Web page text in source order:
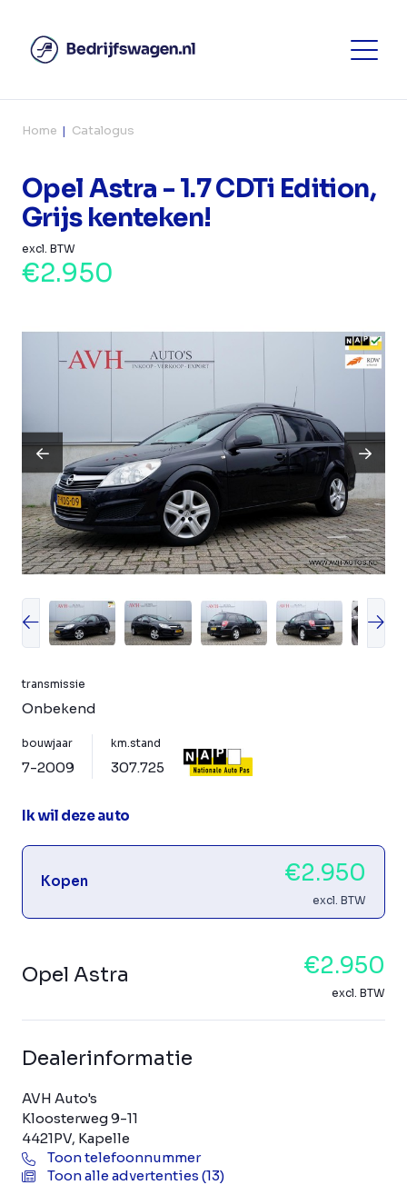
Home Catalogus
Opel Astra - 1.7 CDTi Edition,
Grijs kenteken!
excl. BTW
€2.950
transmissie
Onbekend
bouwjaar
7-2009
km.stand
307.725
Ik wil deze auto
Kopen €2.950
excl. BTW
Opel Astra €2.950
excl. BTW
Dealerinformatie
AVH Auto's
Kloosterweg 9-11
4421PV, Kapelle
Toon telefoonnummer
Toon alle advertenties (13)